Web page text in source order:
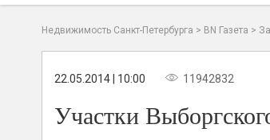
Недвижимость Санкт-Петербурга > BN Газета >
22.05.2014 | 10:00 11942832
Участки